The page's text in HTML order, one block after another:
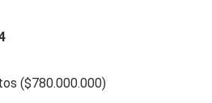
($780.000.000)